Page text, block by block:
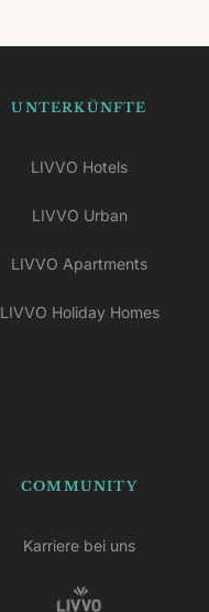
UNTERKÜNFTE
LIVVO Hotels
LIVVO Urban
LIVVO Apartments
LIVVO Holiday Homes
COMMUNITY
Karriere bei uns